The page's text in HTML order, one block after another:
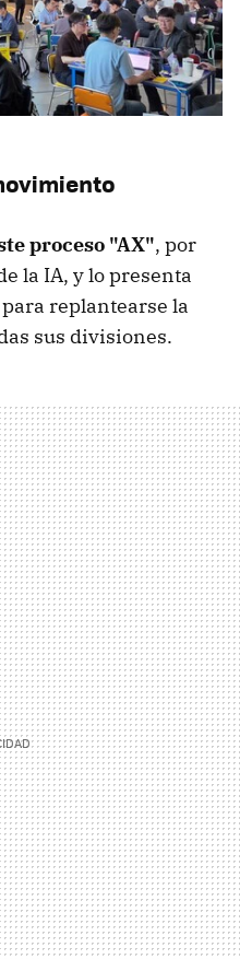
proceso "AX", por
la IA, y lo presenta
replantearse la
sus divisiones.